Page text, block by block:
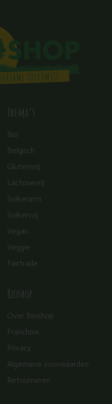
Thema’s
Bio
Belgisch
Glutenvrij
Lactosevrij
Suikerarm
Suikervrij
Vegan
Veggie
Fairtrade
Bioshop
Over Bioshop
Franchise
Privacy
Algemene voorwaarden
Retourneren